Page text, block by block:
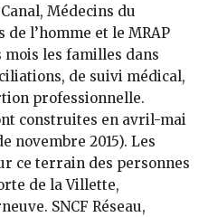
Médecins du
l’homme et le MRAP
mois les familles dans
de suivi médical,
professionnelle.
construites en avril-mai
novembre 2015). Les
ce terrain des personnes
de la Villette,
SNCF Réseau,